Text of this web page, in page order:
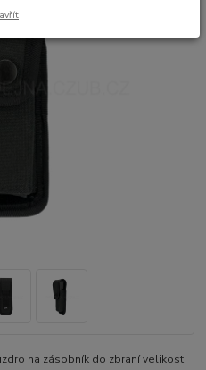
na zásobník do zbraní velikosti